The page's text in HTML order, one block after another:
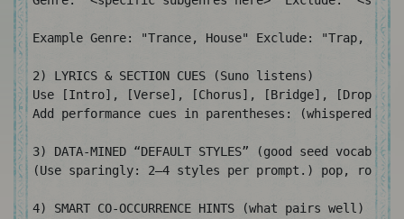
Example Genre: "Trance, House" Exclude: "Trap,
2) LYRICS & SECTION CUES (Suno listens)
Use [Intro], [Verse], [Chorus], [Bridge], [Drop],
Add performance cues in parentheses:
3) DATA-MINED “DEFAULT STYLES” (good seed
(Use sparingly: 2–4 styles per prompt.) pop,
4) SMART CO-OCCURRENCE HINTS (what pairs well)